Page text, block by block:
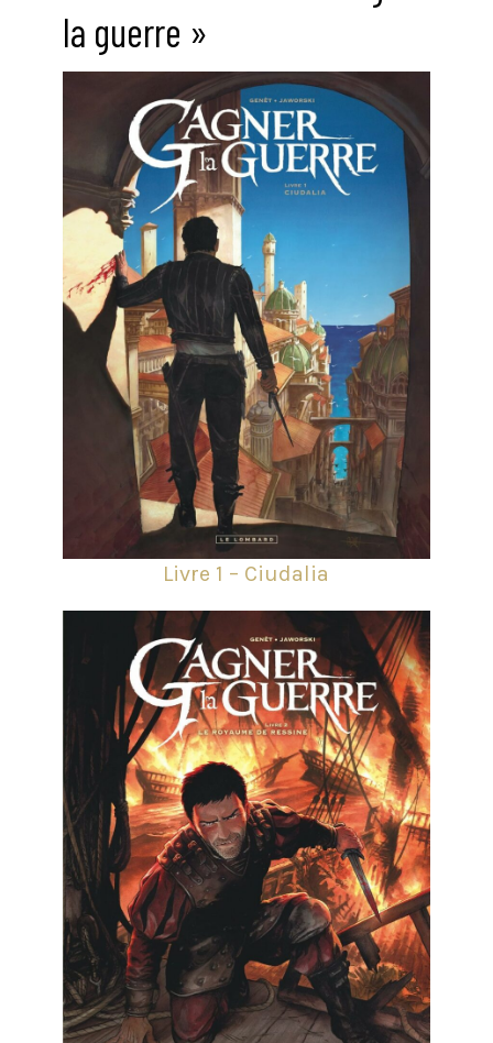
la guerre »
Livre 1 – Ciudalia